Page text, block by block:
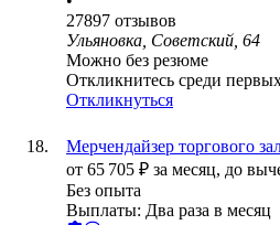
27897 отзывов
Ульяновка, Советский, 64
Можно без резюме
Откликнитесь среди
Откликнуться
Мерчендайзер торгового
от 65 705 ₽ за месяц, до
Без опыта
Выплаты: Два раза в месяц